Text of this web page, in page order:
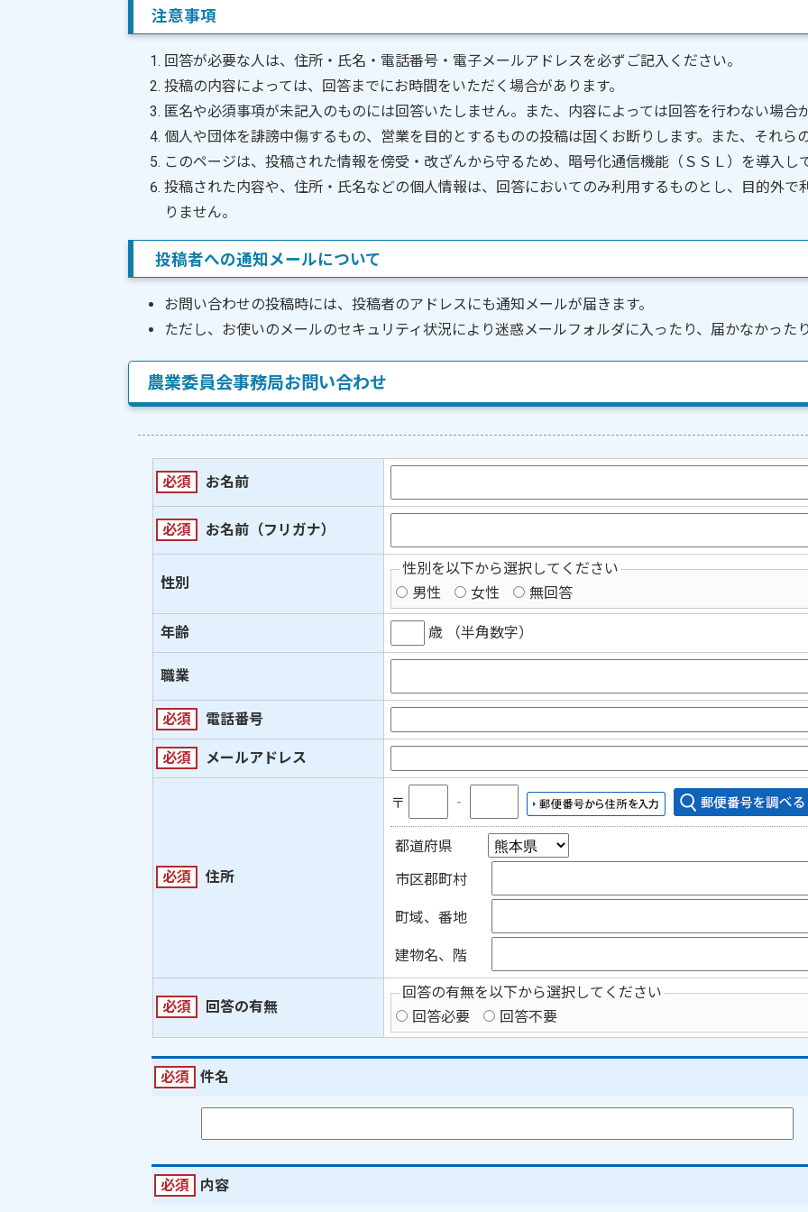
注意事項
回答が必要な人は、住所・氏名・電話番号・電子メールアドレスを必ずご記入ください。
投稿の内容によっては、回答までにお時間をいただく場合があります。
匿名や必須事項が未記入のものには回答いたしません。また、内容によっては回答を行わない場合
個人や団体を誹謗中傷するもの、営業を目的とするものの投稿は固くお断りします。また、それら
このページは、投稿された情報を傍受・改ざんから守るため、暗号化通信機能（ＳＳＬ）を導入し
投稿された内容や、住所・氏名などの個人情報は、回答においてのみ利用するものとし、目的外
りません。
投稿者への通知メールについて
お問い合わせの投稿時には、投稿者のアドレスにも通知メールが届きます。
ただし、お使いのメールのセキュリティ状況により迷惑メールフォルダに入ったり、届かなかった
農業委員会事務局お問い合わせ
必須 お名前
必須 お名前（フリガナ）
性別
性別を以下から選択してください
男性
女性 無回答
年齢 歳 （半角数字）
職業
必須 電話番号
必須 メールアドレス
必須 住所
〒 ‐
都道府県
市区郡町村
町域、番地
建物名、階
必須 回答の有無
回答の有無を以下から選択してください
回答必要
回答不要
必須 件名
必須 内容